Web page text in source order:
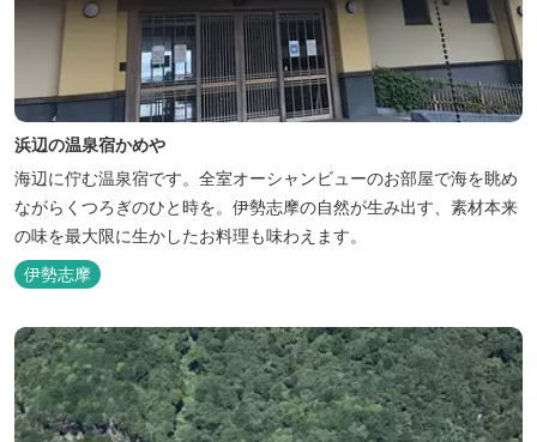
浜辺の温泉宿かめや
海辺に佇む温泉宿です。全室オーシャンビューのお部屋で海を眺め
ながらくつろぎのひと時を。伊勢志摩の自然が生み出す、素材本来
の味を最大限に生かしたお料理も味わえます。
伊勢志摩